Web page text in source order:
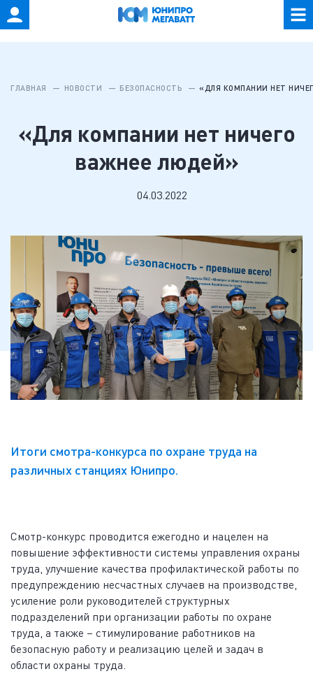
ГЛАВНАЯ НОВОСТИ БЕЗОПАСНОСТЬ «ДЛЯ КОМПАНИИ НЕТ
«Для компании нет ничего
важнее людей»
04.03.2022
Итоги смотра-конкурса по охране труда на
различных станциях Юнипро.
Смотр-конкурс проводится ежегодно и нацелен на
повышение эффективности системы управления охраны
труда, улучшение качества профилактической работы по
предупреждению несчастных случаев на производстве,
усиление роли руководителей структурных
подразделений при организации работы по охране
труда, а также – стимулирование работников на
безопасную работу и реализацию целей и задач в
области охраны труда.